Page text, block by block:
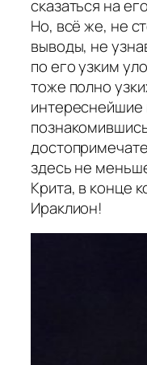
сказаться на
Но, всё же, не
выводы, не
по его узким
тоже полно
интереснейшие
здесь не
Крита, в конце
Ираклион!